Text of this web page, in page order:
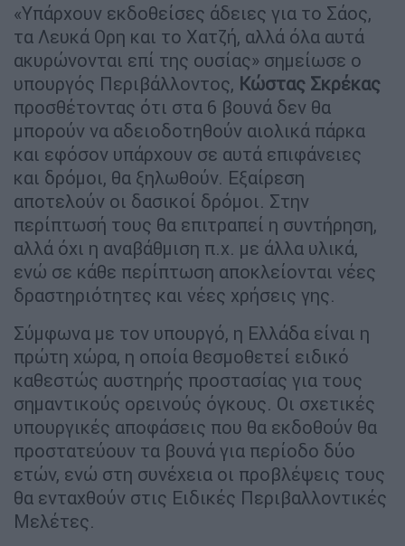
«Υπάρχουν εκδοθείσες άδειες για το Σάος,
τα Λευκά Ορη και το Χατζή, αλλά όλα αυτά
ακυρώνονται επί της ουσίας» σημείωσε ο
υπουργός Περιβάλλοντος, Κώστας Σκρέκας
προσθέτοντας ότι στα 6 βουνά δεν θα
μπορούν να αδειοδοτηθούν αιολικά πάρκα
και εφόσον υπάρχουν σε αυτά επιφάνειες
και δρόμοι, θα ξηλωθούν. Εξαίρεση
αποτελούν οι δασικοί δρόμοι. Στην
περίπτωσή τους θα επιτραπεί η συντήρηση,
αλλά όχι η αναβάθμιση π.χ. με άλλα υλικά,
ενώ σε κάθε περίπτωση αποκλείονται νέες
δραστηριότητες και νέες χρήσεις γης.
Σύμφωνα με τον υπουργό, η Ελλάδα είναι η
πρώτη χώρα, η οποία θεσμοθετεί ειδικό
καθεστώς αυστηρής προστασίας για τους
σημαντικούς ορεινούς όγκους. Οι σχετικές
υπουργικές αποφάσεις που θα εκδοθούν θα
προστατεύουν τα βουνά για περίοδο δύο
ετών, ενώ στη συνέχεια οι προβλέψεις τους
θα ενταχθούν στις Ειδικές Περιβαλλοντικές
Μελέτες.